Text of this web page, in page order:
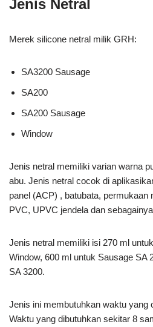
Jenis Netral
Merek silicone netral milik GRH:
SA3200 Sausage
SA200
SA200 Sausage
Window
Jenis netral memiliki varian warna
abu. Jenis netral cocok di
panel (ACP) , batubata, permukaan
PVC, UPVC jendela dan
Jenis netral memiliki isi 270 ml
Window, 600 ml untuk Sausage SA
SA 3200.
Jenis ini membutuhkan waktu yang
Waktu yang dibutuhkan sekitar 8